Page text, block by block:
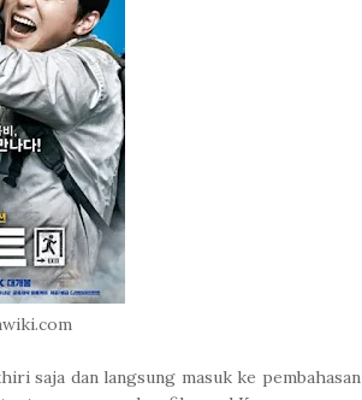
saja dan langsung masuk ke pembahasan